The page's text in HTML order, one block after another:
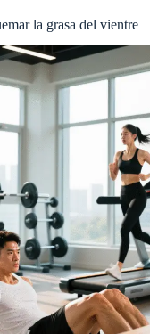
la grasa del vientre